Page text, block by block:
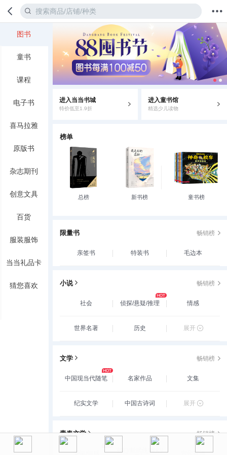
值得买 我的当当
图书
童书
课程
电子书
喜马拉雅
原版书
杂志期刊
创意文具
百货
服装服饰
当当礼品卡
猜您喜欢
进入当当书城
特价低至1.9折
进入童书馆
精选少儿读物
榜单
总榜 新书榜 童书榜
限量书 畅销榜
亲签书 特装书 毛边本
小说 畅销榜
社会 侦探/悬疑/推理 情感
世界名著 历史 展开
文学 畅销榜
中国现当代随笔 名家作品 文集
纪实文学 中国古诗词 展开
青春文学 畅销榜
玄幻/新武侠/魔幻/